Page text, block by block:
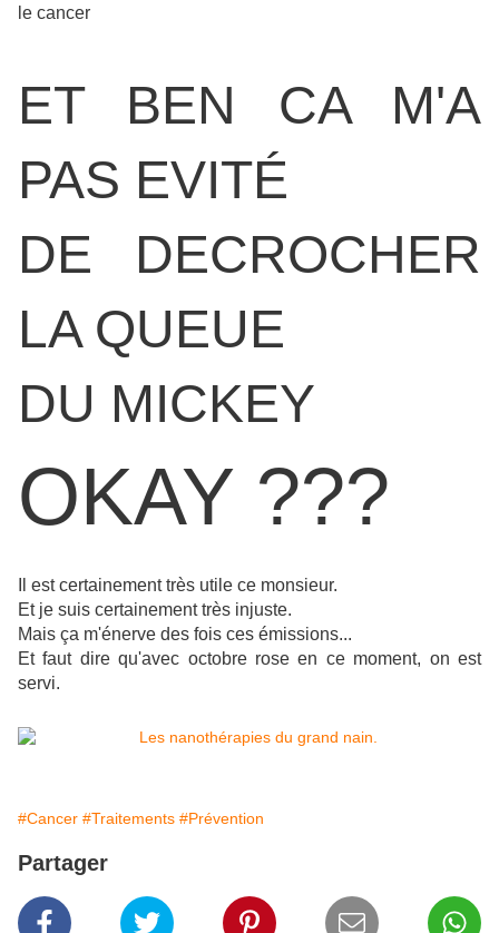
le cancer
ET BEN CA M'A
PAS EVITÉ
DE DECROCHER
LA QUEUE
DU MICKEY
OKAY ???
Il est certainement très utile ce monsieur.
Et je suis certainement très injuste.
Mais ça m'énerve des fois ces émissions...
Et faut dire qu'avec octobre rose en ce moment, on est
servi.
#Cancer #Traitements #Prévention
Partager